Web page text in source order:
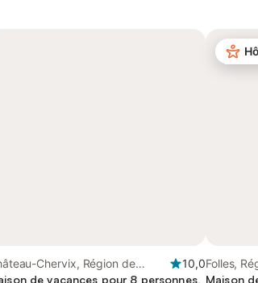
Chervix, Région de
10,0
de vacances pour 8 personnes,
Folles,
Maison